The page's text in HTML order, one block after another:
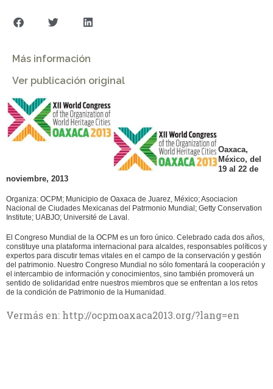
Más información
Ver publicación original
Oaxaca,
México, del
19 al 22 de
noviembre, 2013
Organiza: OCPM; Municipio de Oaxaca de Juarez, México; Asociacion
Nacional de Ciudades Mexicanas del Patrmonio Mundial; Getty Conservation
Institute; UABJO; Université de Laval.
El Congreso Mundial de la OCPM es un foro único. Celebrado cada dos años,
constituye una plataforma internacional para alcaldes, responsables políticos y
expertos para discutir temas vitales en el campo de la conservación y gestión
del patrimonio. Nuestro Congreso Mundial no sólo fomentará la cooperación y
el intercambio de información y conocimientos, sino también promoverá un
sentido de solidaridad entre nuestros miembros que se enfrentan a los retos
de la condición de Patrimonio de la Humanidad.
Vermás en: http://ocpmoaxaca2013.org/?lang=en